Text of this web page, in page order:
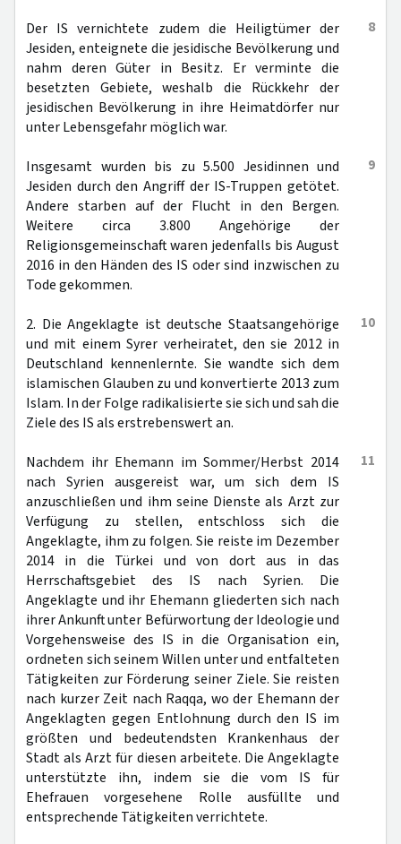
8
Der IS vernichtete zudem die Heiligtümer der
Jesiden, enteignete die jesidische Bevölkerung und
nahm deren Güter in Besitz. Er verminte die
besetzten Gebiete, weshalb die Rückkehr der
jesidischen Bevölkerung in ihre Heimatdörfer nur
unter Lebensgefahr möglich war.
9
Insgesamt wurden bis zu 5.500 Jesidinnen und
Jesiden durch den Angriff der IS-Truppen getötet.
Andere starben auf der Flucht in den Bergen.
Weitere circa 3.800 Angehörige der
Religionsgemeinschaft waren jedenfalls bis August
2016 in den Händen des IS oder sind inzwischen zu
Tode gekommen.
10
2. Die Angeklagte ist deutsche Staatsangehörige
und mit einem Syrer verheiratet, den sie 2012 in
Deutschland kennenlernte. Sie wandte sich dem
islamischen Glauben zu und konvertierte 2013 zum
Islam. In der Folge radikalisierte sie sich und sah die
Ziele des IS als erstrebenswert an.
11
Nachdem ihr Ehemann im Sommer/Herbst 2014
nach Syrien ausgereist war, um sich dem IS
anzuschließen und ihm seine Dienste als Arzt zur
Verfügung zu stellen, entschloss sich die
Angeklagte, ihm zu folgen. Sie reiste im Dezember
2014 in die Türkei und von dort aus in das
Herrschaftsgebiet des IS nach Syrien. Die
Angeklagte und ihr Ehemann gliederten sich nach
ihrer Ankunft unter Befürwortung der Ideologie und
Vorgehensweise des IS in die Organisation ein,
ordneten sich seinem Willen unter und entfalteten
Tätigkeiten zur Förderung seiner Ziele. Sie reisten
nach kurzer Zeit nach Raqqa, wo der Ehemann der
Angeklagten gegen Entlohnung durch den IS im
größten und bedeutendsten Krankenhaus der
Stadt als Arzt für diesen arbeitete. Die Angeklagte
unterstützte ihn, indem sie die vom IS für
Ehefrauen vorgesehene Rolle ausfüllte und
entsprechende Tätigkeiten verrichtete.